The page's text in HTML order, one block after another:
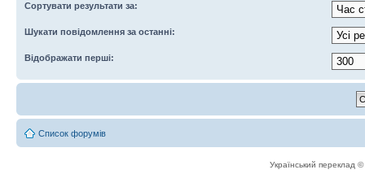
Сортувати результати за:
Шукати повідомлення за останні:
Відображати перші:
Список форумів
Український переклад